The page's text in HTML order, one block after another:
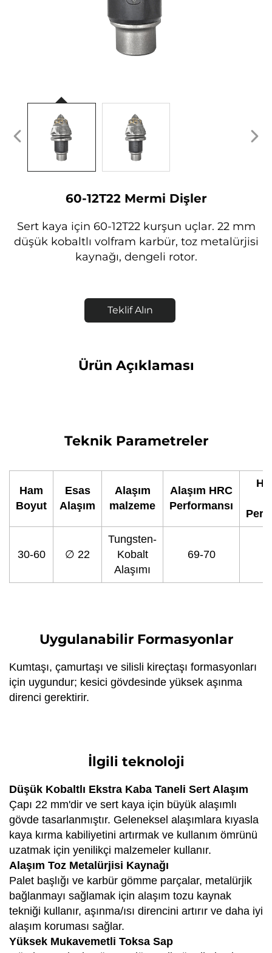
60-12T22 Mermi Dişler
Sert kaya için 60-12T22 kurşun uçlar. 22 mm
düşük kobaltlı volfram karbür, toz metalürjisi
kaynağı, dengeli rotor.
Teklif Alın
Ürün Açıklaması
Teknik Parametreler
Ham
Boyut
Esas
Alaşım
Alaşım
malzeme
Alaşım HRC
Performansı
30-60 ∅ 22
Tungsten-
Kobalt
Alaşımı
69-70
Uygulanabilir Formasyonlar
Kumtaşı, çamurtaşı ve silisli kireçtaşı formasyonları
için uygundur; kesici gövdesinde yüksek aşınma
direnci gerektirir.
İlgili teknoloji
Düşük Kobaltlı Ekstra Kaba Taneli Sert Alaşım
Çapı 22 mm'dir ve sert kaya için büyük alaşımlı
gövde tasarlanmıştır. Geleneksel alaşımlara kıyasla
kaya kırma kabiliyetini artırmak ve kullanım ömrünü
uzatmak için yenilikçi malzemeler kullanır.
Alaşım Toz Metalürjisi Kaynağı
Palet başlığı ve karbür gömme parçalar, metalürjik
bağlanmayı sağlamak için alaşım tozu kaynak
tekniği kullanır, aşınma/ısı direncini artırır ve daha iyi
alaşım koruması sağlar.
Yüksek Mukavemetli Toksa Sap